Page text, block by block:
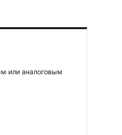
или аналоговым